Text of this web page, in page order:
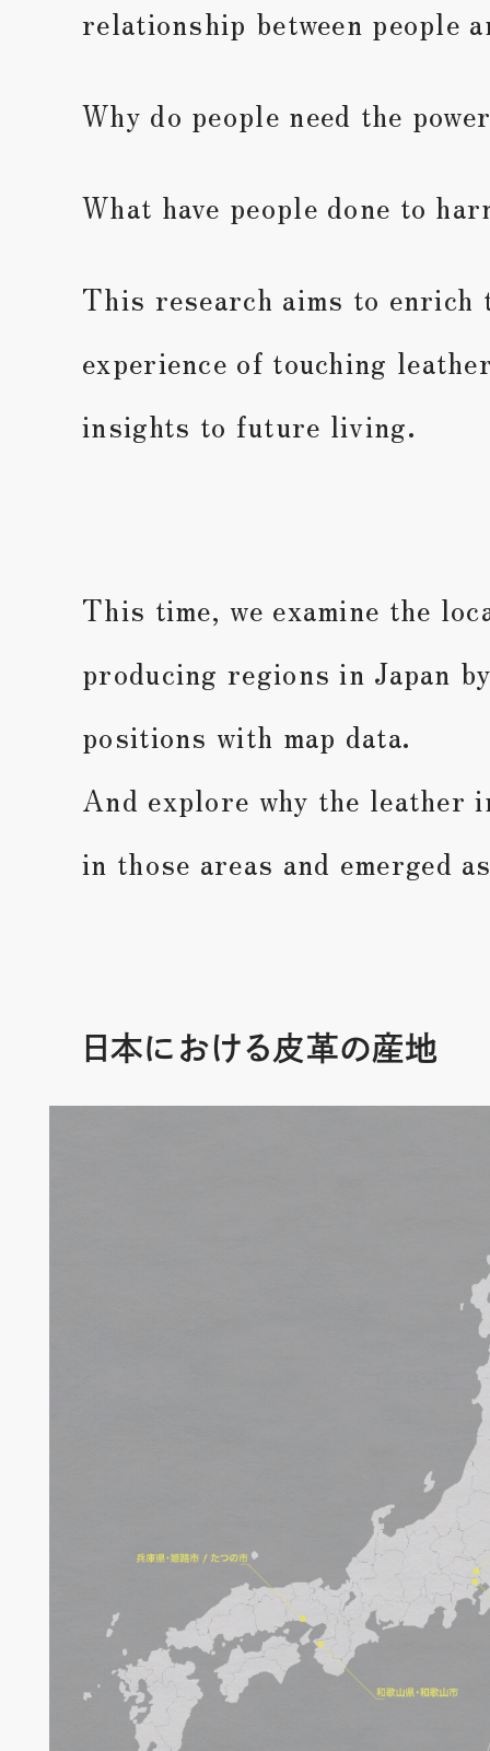
relationship between people
Why do people need the
What have people done to
This research aims to enrich
experience of touching
insights to future living.
This time, we examine the
producing regions in Japan
positions with map data.
And explore why the leather
in those areas and emerged
日本における皮革の産地